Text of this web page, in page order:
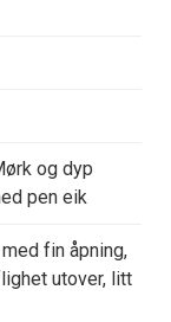
og dyp
pen eik
fin åpning,
utover, litt